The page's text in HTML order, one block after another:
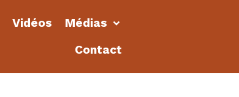
Vidéos
Médias
Contact